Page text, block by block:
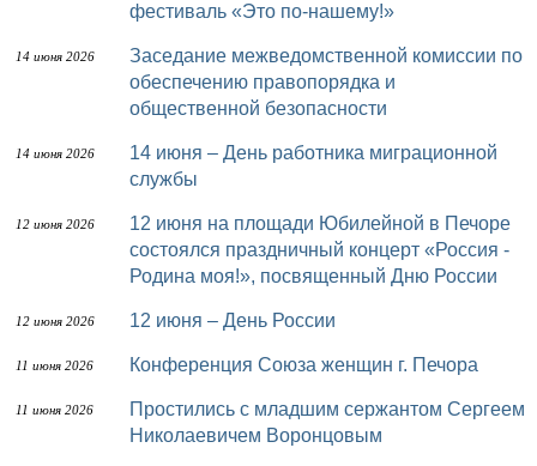
фестиваль «Это по-нашему!»
14 июня 2026
Заседание межведомственной комиссии по
обеспечению правопорядка и
общественной безопасности
14 июня 2026
14 июня – День работника миграционной
службы
12 июня 2026
12 июня на площади Юбилейной в Печоре
состоялся праздничный концерт «Россия -
Родина моя!», посвященный Дню России
12 июня 2026 12 июня – День России
11 июня 2026 Конференция Союза женщин г. Печора
11 июня 2026
Простились с младшим сержантом Сергеем
Николаевичем Воронцовым